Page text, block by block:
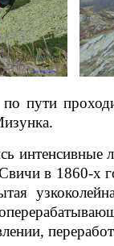
пути
интенсивные
в 1860-х